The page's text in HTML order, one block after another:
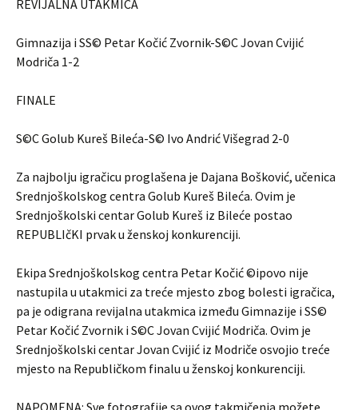
REVIJALNA UTAKMICA
Gimnazija i SS© Petar Kočić Zvornik-S©C Jovan Cvijić
Modriča 1-2
FINALE
S©C Golub Kureš Bileća-S© Ivo Andrić Višegrad 2-0
Za najbolju igračicu proglašena je Dajana Bošković, učenica
Srednjoškolskog centra Golub Kureš Bileća. Ovim je
Srednjoškolski centar Golub Kureš iz Bileće postao
REPUBLIčKI prvak u ženskoj konkurenciji.
Ekipa Srednjoškolskog centra Petar Kočić ©ipovo nije
nastupila u utakmici za treće mjesto zbog bolesti igračica,
pa je odigrana revijalna utakmica između Gimnazije i SS©
Petar Kočić Zvornik i S©C Jovan Cvijić Modriča. Ovim je
Srednjoškolski centar Jovan Cvijić iz Modriče osvojio treće
mjesto na Republičkom finalu u ženskoj konkurenciji.
NAPOMENA: Sve fotografije sa ovog takmičenja možete